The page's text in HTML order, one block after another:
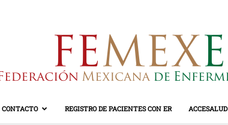
CONTACTO REGISTRO DE PACIENTES CON ER ACCESALUD